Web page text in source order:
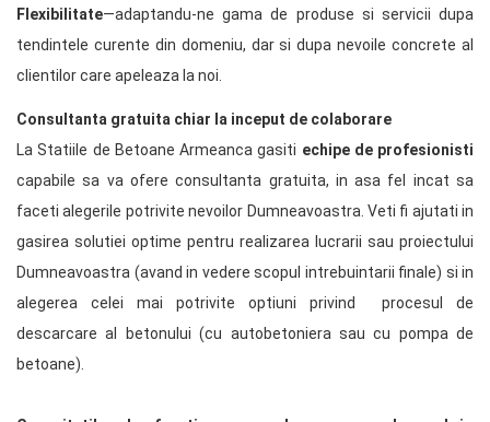
Flexibilitate—adaptandu-ne gama de produse si servicii dupa
tendintele curente din domeniu, dar si dupa nevoile concrete al
clientilor care apeleaza la noi.
Consultanta gratuita chiar la inceput de colaborare
La Statiile de Betoane Armeanca gasiti echipe de profesionisti
capabile sa va ofere consultanta gratuita, in asa fel incat sa
faceti alegerile potrivite nevoilor Dumneavoastra. Veti fi ajutati in
gasirea solutiei optime pentru realizarea lucrarii sau proiectului
Dumneavoastra (avand in vedere scopul intrebuintarii finale) si in
alegerea celei mai potrivite optiuni privind procesul de
descarcare al betonului (cu autobetoniera sau cu pompa de
betoane).